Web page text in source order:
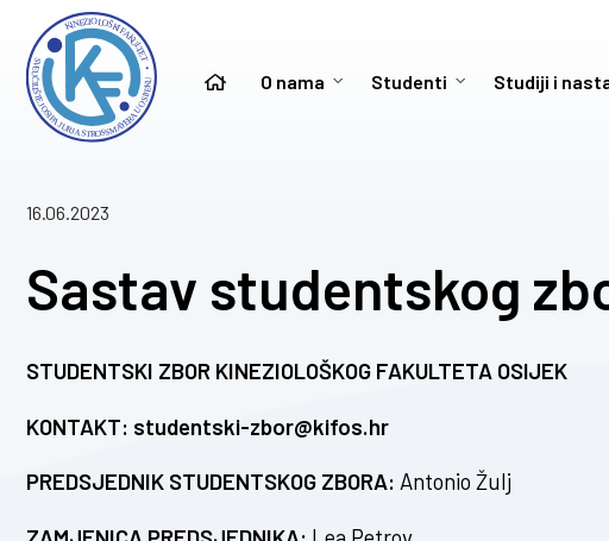
O nama Studenti Studiji i
16.06.2023
Sastav studentskog
STUDENTSKI ZBOR KINEZIOLOŠKOG FAKULTETA OSIJEK
KONTAKT: studentski-zbor@kifos.hr
PREDSJEDNIK STUDENTSKOG ZBORA: Antonio Žulj